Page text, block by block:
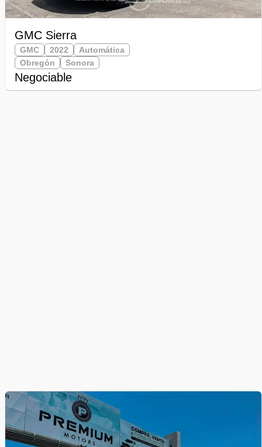
GMC Sierra
GMC 2022
Automática
Obregón
Sonora
Negociable